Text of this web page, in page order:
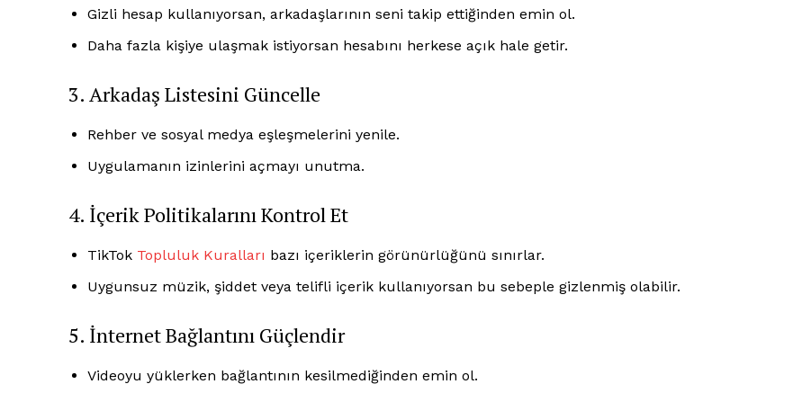
Gizli hesap kullanıyorsan, arkadaşlarının seni takip ettiğinden emin ol.
Daha fazla kişiye ulaşmak istiyorsan hesabını herkese açık hale getir.
3. Arkadaş Listesini Güncelle
Rehber ve sosyal medya eşleşmelerini yenile.
Uygulamanın izinlerini açmayı unutma.
4. İçerik Politikalarını Kontrol Et
TikTok Topluluk Kuralları bazı içeriklerin görünürlüğünü sınırlar.
Uygunsuz müzik, şiddet veya telifli içerik kullanıyorsan bu sebeple gizlenmiş olabilir.
5. İnternet Bağlantını Güçlendir
Videoyu yüklerken bağlantının kesilmediğinden emin ol.